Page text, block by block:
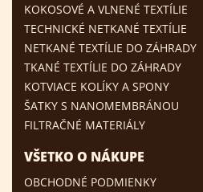
KOKOSOVÉ A VLNENÉ TEXTÍLIE
TECHNICKÉ NETKANÉ TEXTÍLIE
NETKANÉ TEXTÍLIE DO ZÁHRADY
TKANÉ TEXTÍLIE DO ZÁHRADY
KOTVIACE KOLÍKY A SPONY
ŠATKY S NANOMEMBRÁNOU
FILTRAČNÉ MATERIÁLY
VŠETKO O NÁKUPE
OBCHODNÉ PODMIENKY